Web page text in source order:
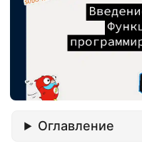
Оглавление